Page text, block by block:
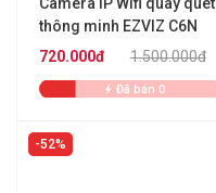
Camera IP Wifi quay quét
thông minh EZVIZ C6N
4MP
1.500.000đ
720.000đ
Đã bán 0
52%